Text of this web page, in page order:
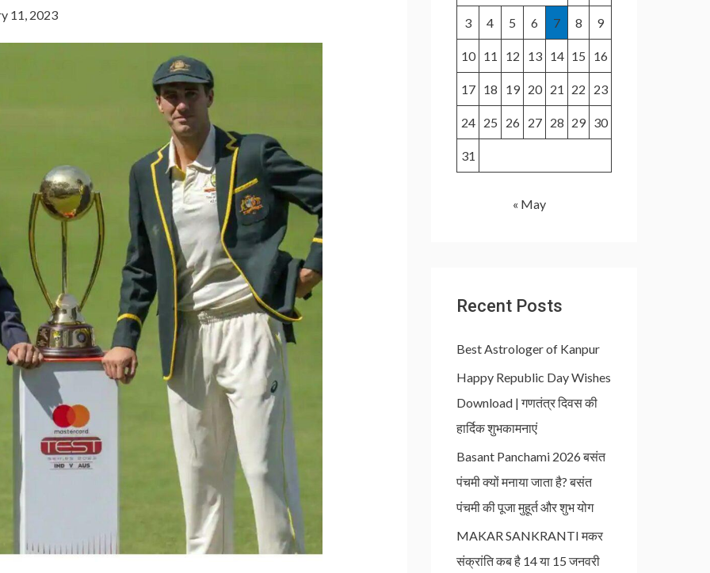
11, 2023
3 4 5 6 7 8 9
10 11 12 13 14 15 16
17 18 19 20 21 22 23
24 25 26 27 28 29 30
31
« May
Recent Posts
Best Astrologer of Kanpur
Happy Republic Day Wishes
Download | गणतंत्र दिवस की
हार्दिक शुभकामनाएं
Basant Panchami 2026 बसंत
पंचमी क्यों मनाया जाता है? बसंत
पंचमी की पूजा मुहूर्त और शुभ योग
MAKAR SANKRANTI मकर
संक्रांति कब है 14 या 15 जनवरी